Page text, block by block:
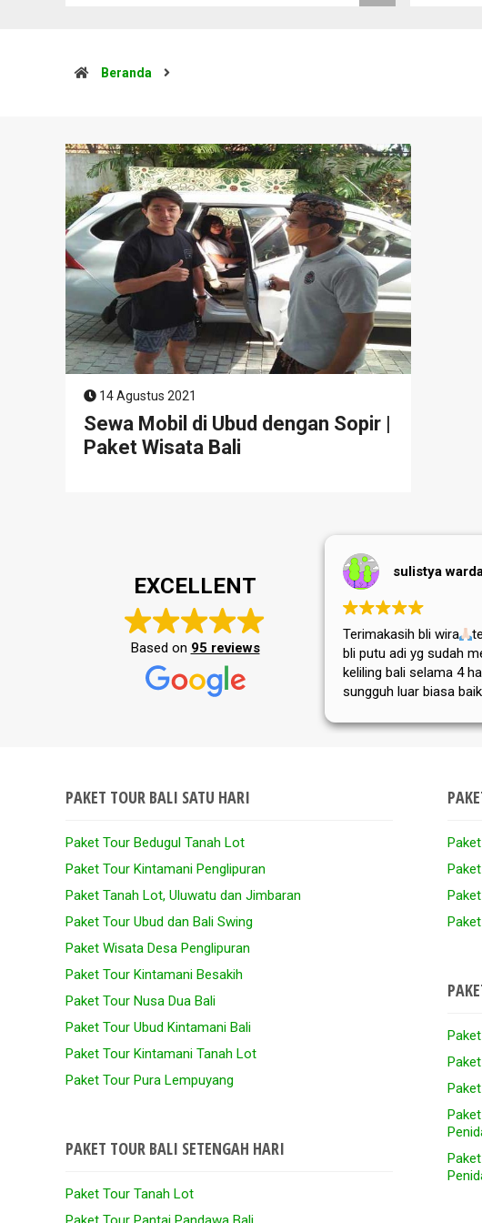
Beranda
14 Agustus 2021
Sewa Mobil di Ubud dengan Sopir |
Paket Wisata Bali
EXCELLENT
Based on 95 reviews
sulistya
Terimakasih bli wira
bli putu adi yg sudah
keliling bali selama 4
sungguh luar biasa baik
tempat
PAKET TOUR BALI SATU HARI
Paket Tour Bedugul Tanah Lot
Paket Tour Kintamani Penglipuran
Paket Tanah Lot, Uluwatu dan Jimbaran
Paket Tour Ubud dan Bali Swing
Paket Wisata Desa Penglipuran
Paket Tour Kintamani Besakih
Paket Tour Nusa Dua Bali
Paket Tour Ubud Kintamani Bali
Paket Tour Kintamani Tanah Lot
Paket Tour Pura Lempuyang
PAKET TOUR BALI SETENGAH HARI
Paket Tour Tanah Lot